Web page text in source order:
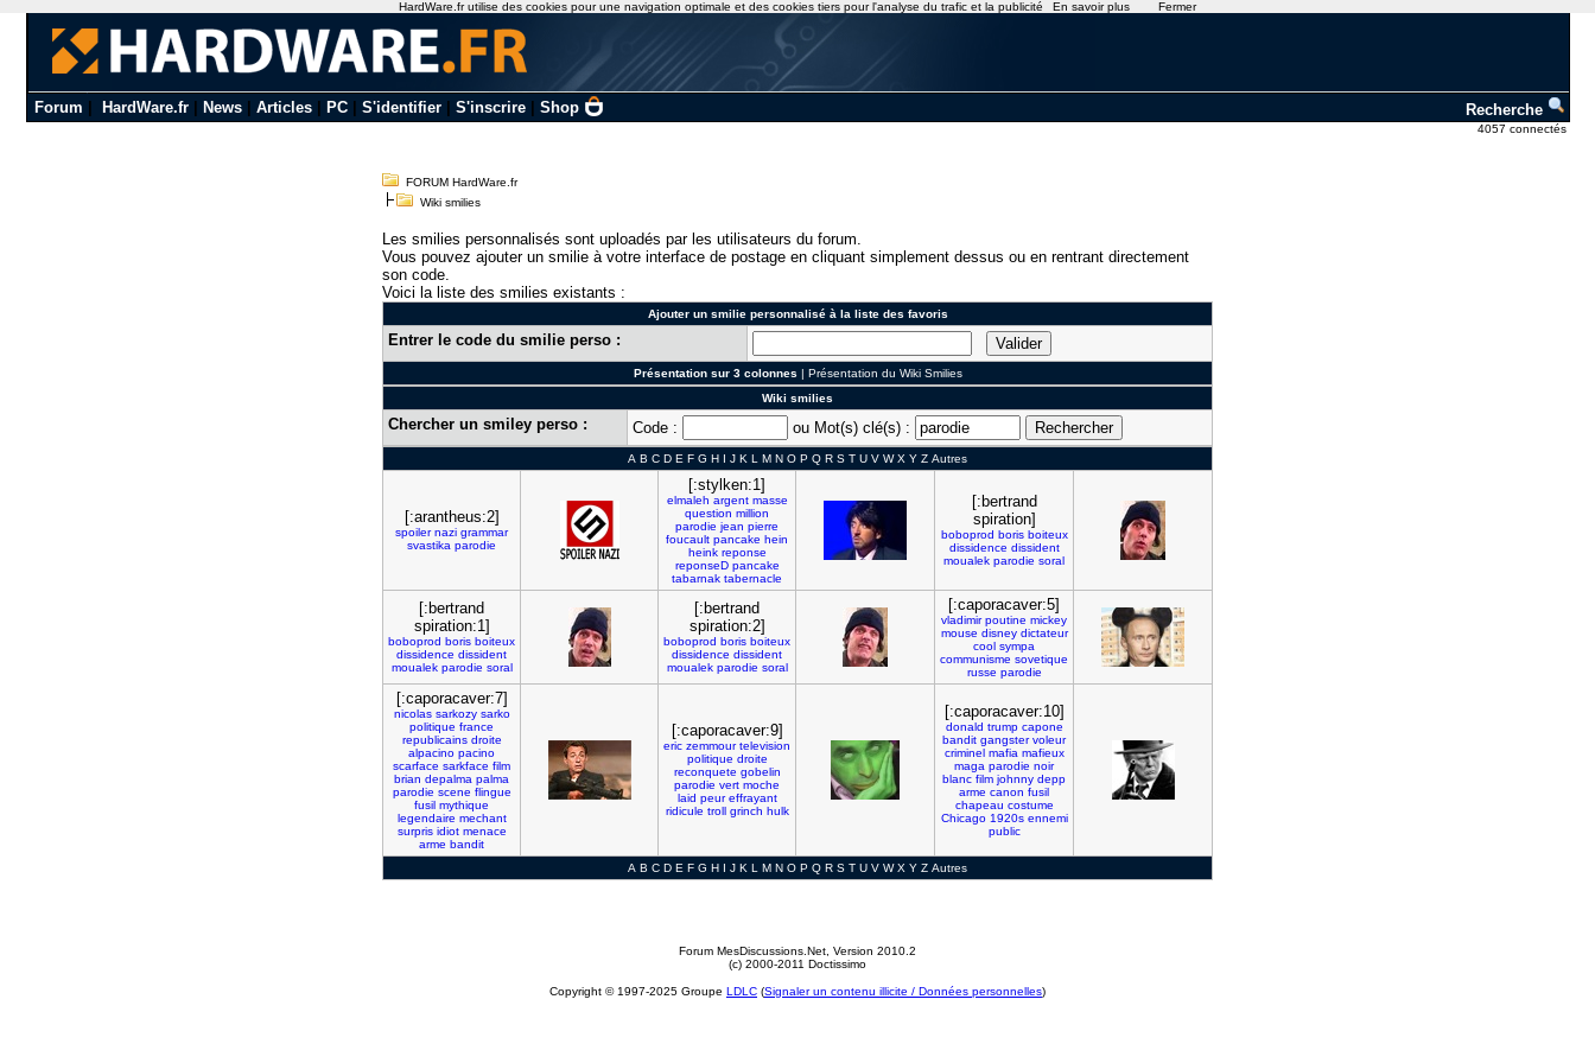
Forum HardWare.fr| News| Articles| PC| S'identifier| S'inscrire| Shop Recherche
4057 connectés
FORUM HardWare.fr
Wiki smilies
Les smilies personnalisés sont uploadés par les utilisateurs du forum.
Vous pouvez ajouter un smilie à votre interface de postage en cliquant simplement dessus ou en rentrant directement
son code.
Voici la liste des smilies existants :
Ajouter un smilie personnalisé à la liste des favoris
Entrer le code du smilie perso :
Présentation sur 3 colonnes | Présentation du Wiki Smilies
Wiki smilies
Chercher un smiley perso : Code : ou Mot(s) clé(s) :
A B C D E F G H I J K L M N O P Q R S T U V W X Y Z Autres
[:arantheus:2]
spoiler nazi grammar
svastika parodie
[:stylken:1]
elmaleh argent masse
question million
parodie jean pierre
foucault pancake hein
heink reponse
reponseD pancake
tabarnak tabernacle
[:bertrand
spiration]
boboprod boris boiteux
dissidence dissident
moualek parodie soral
[:bertrand
spiration:1]
boboprod boris boiteux
dissidence dissident
moualek parodie soral
[:bertrand
spiration:2]
boboprod boris boiteux
dissidence dissident
moualek parodie soral
[:caporacaver:5]
vladimir poutine mickey
mouse disney dictateur
cool sympa
communisme sovetique
russe parodie
[:caporacaver:7]
nicolas sarkozy sarko
politique france
republicains droite
alpacino pacino
scarface sarkface film
brian depalma palma
parodie scene flingue
fusil mythique
legendaire mechant
surpris idiot menace
arme bandit
[:caporacaver:9]
eric zemmour television
politique droite
reconquete gobelin
parodie vert moche
laid peur effrayant
ridicule troll grinch hulk
[:caporacaver:10]
donald trump capone
bandit gangster voleur
criminel mafia mafieux
maga parodie noir
blanc film johnny depp
arme canon fusil
chapeau costume
Chicago 1920s ennemi
public
A B C D E F G H I J K L M N O P Q R S T U V W X Y Z Autres
Forum MesDiscussions.Net , Version 2010.2
(c) 2000-2011 Doctissimo
Copyright © 1997-2025 Groupe LDLC (Signaler un contenu illicite / Données personnelles)
HardWare.fr utilise des cookies pour une navigation optimale et des cookies tiers pour l'analyse du trafic et la publicité En savoir plus Fermer